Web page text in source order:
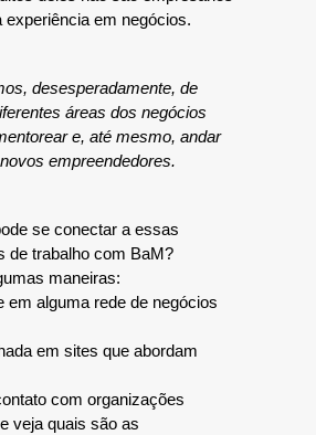
experiência em negócios.
desesperadamente, de
áreas dos negócios
e, até mesmo, andar
empreendedores.
se conectar a essas
de trabalho com BaM?
maneiras:
em alguma rede de negócios
em sites que abordam
com organizações
veja quais são as